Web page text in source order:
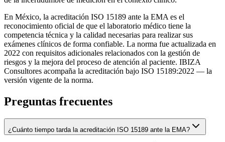
En México, la acreditación ISO 15189 ante la EMA es el
reconocimiento oficial de que el laboratorio médico tiene la
competencia técnica y la calidad necesarias para realizar sus
exámenes clínicos de forma confiable. La norma fue actualizada en
2022 con requisitos adicionales relacionados con la gestión de
riesgos y la mejora del proceso de atención al paciente. IBIZA
Consultores acompaña la acreditación bajo ISO 15189:2022 — la
versión vigente de la norma.
Preguntas frecuentes
¿Cuánto tiempo tarda la acreditación ISO 15189 ante la EMA?